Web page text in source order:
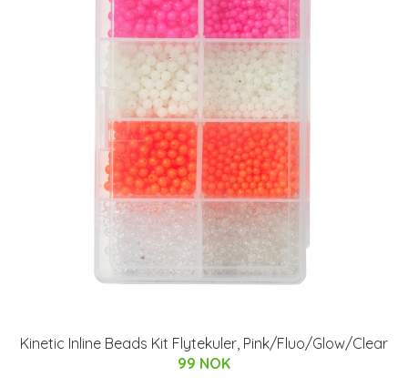
Kinetic Inline Beads Kit Flytekuler, Pink/Fluo/Glow/Clear
99 NOK